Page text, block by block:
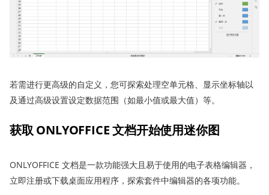
若需进行更高级的自定义，您可探索处理空单元格、显示坐标轴以
及通过高级设置设定数据范围（如最小值或最大值）等。
获取 ONLYOFFICE文档开始使用迷你图
ONLYOFFICE 文档是一款功能强大且易于使用的电子表格编辑器，
立即注册或下载桌面应用程序，探索套件中编辑器的各项功能。